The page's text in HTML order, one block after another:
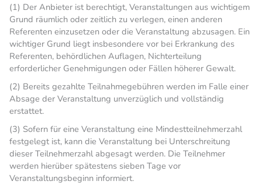
(1) Der Anbieter ist berechtigt, Veranstaltungen aus wichtigem
Grund räumlich oder zeitlich zu verlegen, einen anderen
Referenten einzusetzen oder die Veranstaltung abzusagen. Ein
wichtiger Grund liegt insbesondere vor bei Erkrankung des
Referenten, behördlichen Auflagen, Nichterteilung
erforderlicher Genehmigungen oder Fällen höherer Gewalt.
(2) Bereits gezahlte Teilnahmegebühren werden im Falle einer
Absage der Veranstaltung unverzüglich und vollständig
erstattet.
(3) Sofern für eine Veranstaltung eine Mindestteilnehmerzahl
festgelegt ist, kann die Veranstaltung bei Unterschreitung
dieser Teilnehmerzahl abgesagt werden. Die Teilnehmer
werden hierüber spätestens sieben Tage vor
Veranstaltungsbeginn informiert.